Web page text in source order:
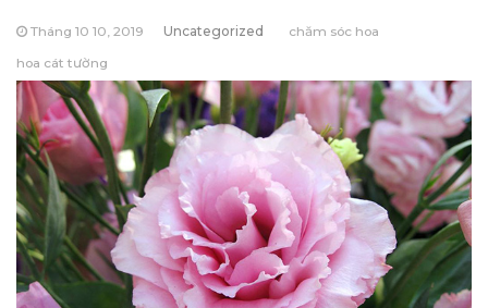
Tháng 10 10, 2019 Uncategorized
chăm sóc hoa
hoa cát tường